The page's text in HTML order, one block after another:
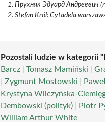
Прухняк Эдуард Андреевич
Stefan Król: Cytadela
Pozostali ludzie w kategorii
Barcz |Tomasz Mamiński |
|Zygmunt Mostowski
Krystyna Wilczyńska-
Dembowski (polityk)
Piotr
William Arthur White